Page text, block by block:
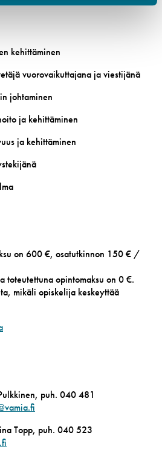
kehittäminen
vuorovaikuttajana ja viestijänä
johtaminen
ja kehittäminen
ja kehittäminen
on 600 €, osatutkinnon 150 € /
toteutettuna opintomaksu on 0 €.
mikäli opiskelija keskeyttää
puh. 040 481
Topp, puh. 040 523